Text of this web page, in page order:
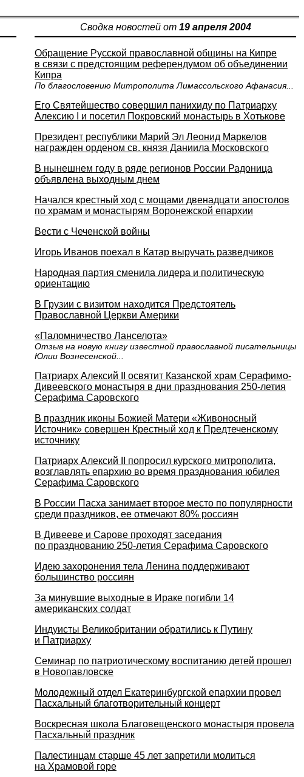
Сводка новостей от 19 апреля 2004
Обращение Русской православной общины на Кипре
в связи с предстоящим референдумом об объединении
Кипра
По благословению Митрополита Лимассольского Афанасия...
Его Святейшество совершил панихиду по Патриарху
Алексию I и посетил Покровский монастырь в Хотькове
Президент республики Марий Эл Леонид Маркелов
награжден орденом св. князя Даниила Московского
В нынешнем году в ряде регионов России Радоница
объявлена выходным днем
Начался крестный ход с мощами двенадцати апостолов
по храмам и монастырям Воронежской епархии
Вести с Чеченской войны
Игорь Иванов поехал в Катар выручать разведчиков
Народная партия сменила лидера и политическую
ориентацию
В Грузии с визитом находится Предстоятель
Православной Церкви Америки
«Паломничество Ланселота»
Отзыв на новую книгу известной православной писательницы
Юлии Вознесенской...
Патриарх Алексий II освятит Казанской храм Серафимо-
Дивеевского монастыря в дни празднования 250-летия
Серафима Саровского
В праздник иконы Божией Матери «Живоносный
Источник» совершен Крестный ход к Предтеченскому
источнику
Патриарх Алексий II попросил курского митрополита,
возглавлять епархию во время празднования юбилея
Серафима Саровского
В России Пасха занимает второе место по популярности
среди праздников, ее отмечают 80% россиян
В Дивееве и Сарове проходят заседания
по празднованию 250-летия Серафима Саровского
Идею захоронения тела Ленина поддерживают
большинство россиян
За минувшие выходные в Ираке погибли 14
американских солдат
Индуисты Великобритании обратились к Путину
и Патриарху
Семинар по патриотическому воспитанию детей прошел
в Новопавловске
Молодежный отдел Екатеринбургской епархии провел
Пасхальный благотворительный концерт
Воскресная школа Благовещенского монастыря провела
Пасхальный праздник
Палестинцам старше 45 лет запретили молиться
на Храмовой горе